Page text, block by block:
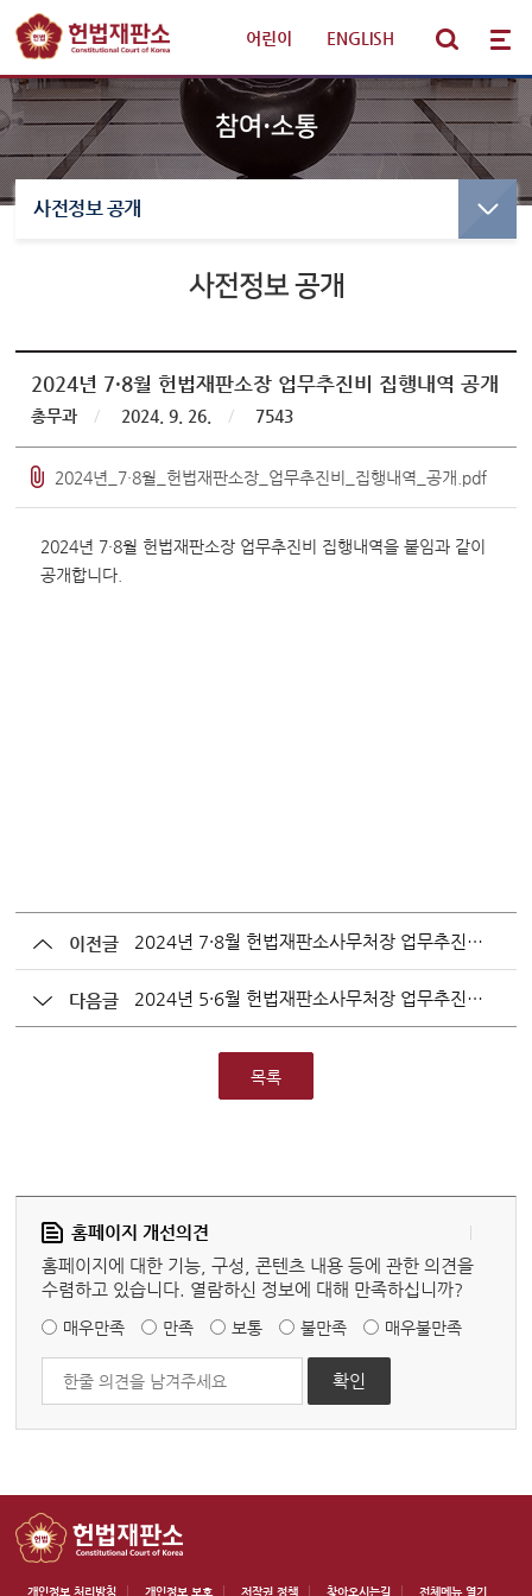
어린이 ENGLISH
선고·변론사건
만화로 보는 결정
최근 주요결정
변론일정
변론목록
변론동영상
헌법재판 안내
참여·소통
헌법재판소 소개
참여·소통
사전정보 공개
사전정보 공개
2024년 7·8월 헌법재판소장 업무추진비 집행내역 공개
총무과 / 2024. 9. 26. / 7543
2024년_7·8월_헌법재판소장_업무추진비_집행내역_공개.pdf
2024년 7·8월 헌법재판소장 업무추진비 집행내역을 붙임과 같이
공개합니다.
이전글 2024년 7·8월 헌법재판소사무처장 업무추진비 집행내역 공개
다음글 2024년 5·6월 헌법재판소사무처장 업무추진비 집행내역 공개
목록
홈페이지 개선의견
홈페이지에 대한 기능, 구성, 콘텐츠 내용 등에 관한 의견을
수렴하고 있습니다. 열람하신 정보에 대해 만족하십니까?
매우만족 만족 보통 불만족 매우불만족
개인정보 처리방침 개인정보 보호 저작권 정책 찾아오시는길 전체메뉴 열기